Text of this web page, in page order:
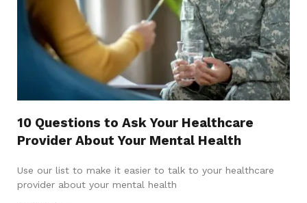
10 Questions to Ask Your Healthcare
Provider About Your Mental Health
Use our list to make it easier to talk to your healthcare
provider about your mental health